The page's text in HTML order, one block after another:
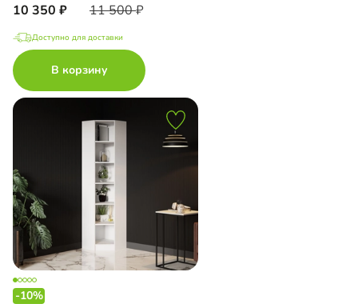
10 350 11 500
Доступно для доставки
В корзину
-10%